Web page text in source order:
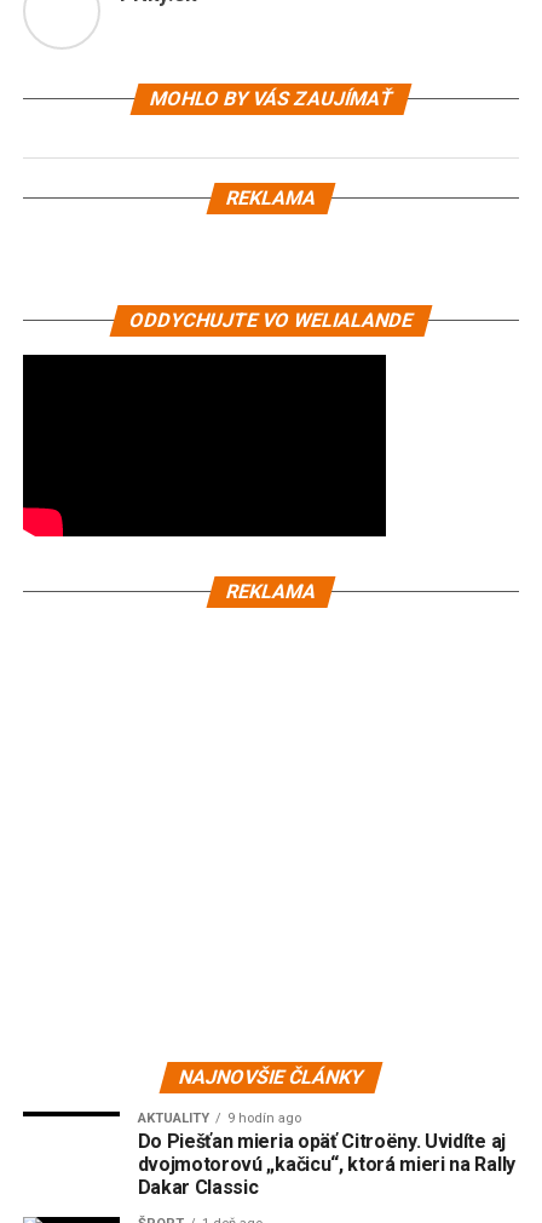
MOHLO BY VÁS ZAUJÍMAŤ
REKLAMA
ODDYCHUJTE VO WELIALANDE
REKLAMA
NAJNOVŠIE ČLÁNKY
AKTUALITY 9 hodín ago
Do Piešťan mieria opäť Citroëny. Uvidíte aj
dvojmotorovú „kačicu“, ktorá mieri na Rally
Dakar Classic